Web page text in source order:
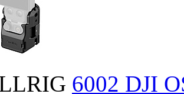
6002 DJI